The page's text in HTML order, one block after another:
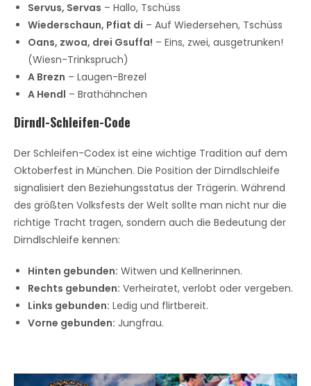
Servus, Servas – Hallo, Tschüss
Wiederschaun, Pfiat di – Auf Wiedersehen, Tschüss
Oans, zwoa, drei Gsuffa! – Eins, zwei, ausgetrunken!
(Wiesn-Trinkspruch)
A Brezn – Laugen-Brezel
A Hendl – Brathähnchen
Dirndl-Schleifen-Code
Der Schleifen-Codex ist eine wichtige Tradition auf dem
Oktoberfest in München. Die Position der Dirndlschleife
signalisiert den Beziehungsstatus der Trägerin. Während
des größten Volksfests der Welt sollte man nicht nur die
richtige Tracht tragen, sondern auch die Bedeutung der
Dirndlschleife kennen:
Hinten gebunden: Witwen und Kellnerinnen.
Rechts gebunden: Verheiratet, verlobt oder vergeben.
Links gebunden: Ledig und flirtbereit.
Vorne gebunden: Jungfrau.